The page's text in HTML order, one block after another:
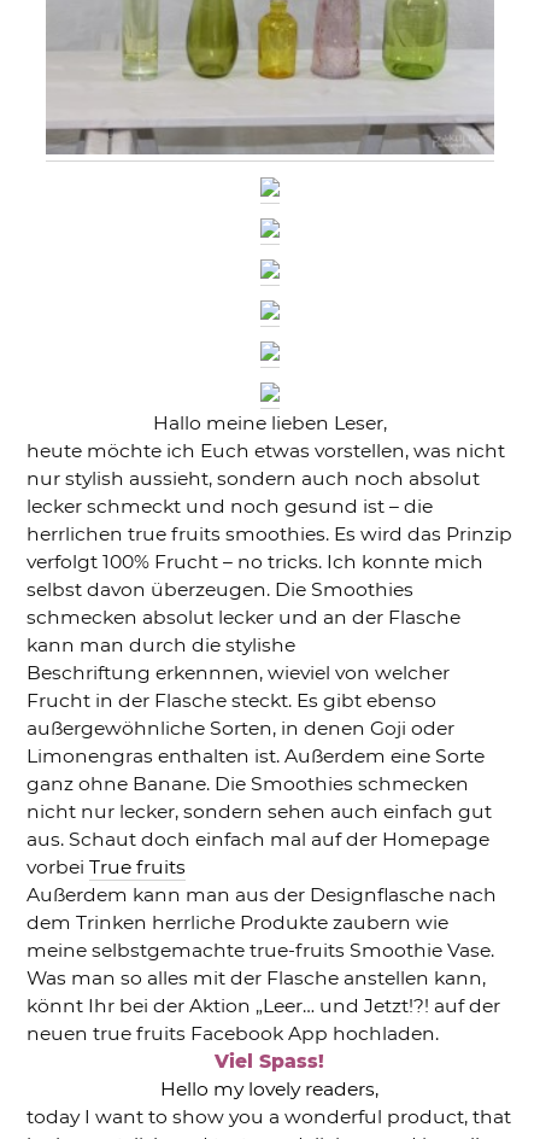
Hallo meine lieben Leser,
heute möchte ich Euch etwas vorstellen, was nicht
nur stylish aussieht, sondern auch noch absolut
lecker schmeckt und noch gesund ist – die
herrlichen true fruits smoothies. Es wird das Prinzip
verfolgt 100% Frucht – no tricks. Ich konnte mich
selbst davon überzeugen. Die Smoothies
schmecken absolut lecker und an der Flasche
kann man durch die stylishe
Beschriftung erkennnen, wieviel von welcher
Frucht in der Flasche steckt. Es gibt ebenso
außergewöhnliche Sorten, in denen Goji oder
Limonengras enthalten ist. Außerdem eine Sorte
ganz ohne Banane. Die Smoothies schmecken
nicht nur lecker, sondern sehen auch einfach gut
aus. Schaut doch einfach mal auf der Homepage
vorbeiTrue fruits
Außerdem kann man aus der Designflasche nach
dem Trinken herrliche Produkte zaubern wie
meine selbstgemachte true-fruits Smoothie Vase.
Was man so alles mit der Flasche anstellen kann,
könnt Ihr bei der Aktion „Leer… und Jetzt!?! auf der
neuen true fruits Facebook App hochladen.
Viel Spass!
Hello my lovely readers,
today I want to show you a wonderful product, that